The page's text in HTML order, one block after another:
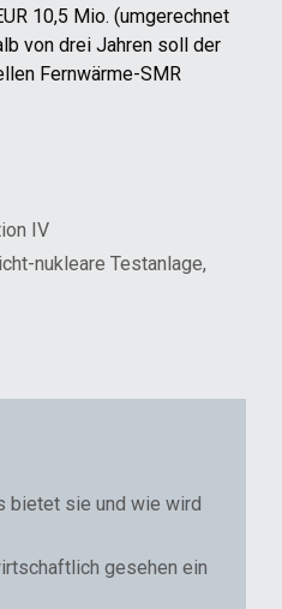
10,5 Mio. (umgerechnet
von drei Jahren soll der
Fernwärme-SMR
IV
nukleare Testanlage,
bietet sie und wie wird
gesehen ein